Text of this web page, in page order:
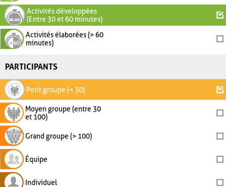
Activités développées
(Entre 30 et 60 minutes)
Activités élaborées (> 60
minutes)
PARTICIPANTS
Petit groupe (< 30)
Moyen groupe (entre 30
et 100)
Grand groupe (> 100)
Équipe
Individuel